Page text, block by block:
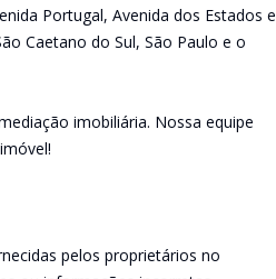
Portugal, Avenida dos Estados e
Caetano do Sul, São Paulo e o
imobiliária. Nossa equipe
pelos proprietários no